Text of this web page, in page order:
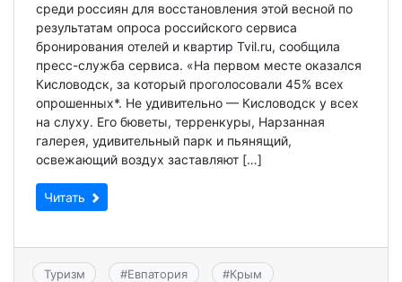
среди россиян для восстановления этой весной по
результатам опроса российского сервиса
бронирования отелей и квартир Tvil.ru, сообщила
пресс-служба сервиса. «На первом месте оказался
Кисловодск, за который проголосовали 45% всех
опрошенных*. Не удивительно — Кисловодск у всех
на слуху. Его бюветы, терренкуры, Нарзанная
галерея, удивительный парк и пьянящий,
освежающий воздух заставляют […]
Читать
Туризм #Евпатория #Крым